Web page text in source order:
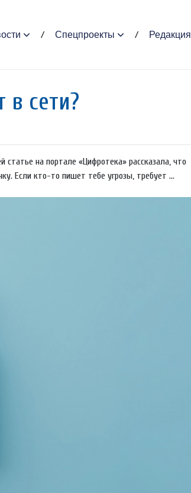
Спецпроекты Редакция
сeти?
на портале «Цифротека» рассказала, что
Если кто-то пишет тебе угрозы, требует ...